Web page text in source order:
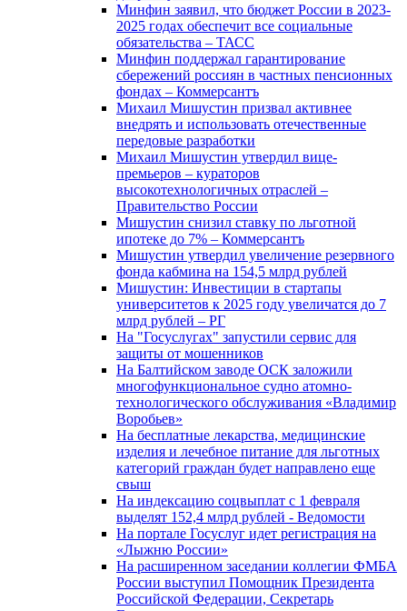
Минфин заявил, что бюджет России в 2023-
2025 годах обеспечит все социальные
обязательства – ТАСС
Минфин поддержал гарантирование
сбережений россиян в частных пенсионных
фондах – Коммерсантъ
Михаил Мишустин призвал активнее
внедрять и использовать отечественные
передовые разработки
Михаил Мишустин утвердил вице-
премьеров – кураторов
высокотехнологичных отраслей –
Правительство России
Мишустин снизил ставку по льготной
ипотеке до 7% – Коммерсантъ
Мишустин утвердил увеличение резервного
фонда кабмина на 154,5 млрд рублей
Мишустин: Инвестиции в стартапы
университетов к 2025 году увеличатся до 7
млрд рублей – РГ
На "Госуслугах" запустили сервис для
защиты от мошенников
На Балтийском заводе ОСК заложили
многофункциональное судно атомно-
технологического обслуживания «Владимир
Воробьев»
На бесплатные лекарства, медицинские
изделия и лечебное питание для льготных
категорий граждан будет направлено еще
свыш
На индексацию соцвыплат с 1 февраля
выделят 152,4 млрд рублей - Ведомости
На портале Госуслуг идет регистрация на
«Лыжню России»
На расширенном заседании коллегии ФМБА
России выступил Помощник Президента
Российской Федерации, Секретарь